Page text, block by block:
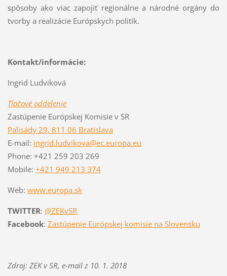
spôsoby ako viac zapojiť regionálne a národné orgány do
tvorby a realizácie Európskych politík.
Kontakt/informácie:
Ingrid Ludviková
Tlačové oddelenie
Zastúpenie Európskej Komisie v SR
Palisády 29, 811 06 Bratislava
E-mail: ingrid.ludvikova@ec.europa.eu
Phone: +421 259 203 269
Mobile: +421 949 213 374
Web: www.europa.sk
TWITTER: @ZEKvSR
Facebook: Zastúpenie Európskej komisie na Slovensku
Zdroj: ZEK v SR, e-mail z 10. 1. 2018